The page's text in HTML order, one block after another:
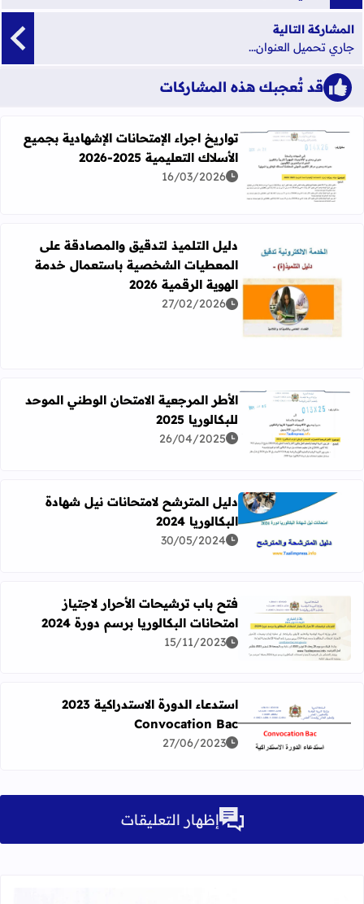
المشاركة التالية
جاري تحميل العنوان...
قد تُعجبك هذه المشاركات
اقرأ المزيد عن تواريخ اجراء الإمتحانات الإشهادية بجميع الأسلاك
تواريخ اجراء الإمتحانات الإشهادية بجميع
الأسلاك التعليمية 2025-2026
16/03/2026
اقرأ المزيد عن دليل التلميذ لتدقيق والمصادقة على
دليل التلميذ لتدقيق والمصادقة على
المعطيات الشخصية باستعمال خدمة
الهوية الرقمية 2026
27/02/2026
اقرأ المزيد عن الأطر المرجعية الامتحان الوطني الموحد للبكالوريا
الأطر المرجعية الامتحان الوطني الموحد
للبكالوريا 2025
26/04/2025
اقرأ المزيد عن دليل المترشح لامتحانات نيل شهادة البكالوريا 2024
دليل المترشح لامتحانات نيل شهادة
البكالوريا 2024
30/05/2024
اقرأ المزيد عن فتح باب ترشيحات الأحرار لاجتياز امتحانات
فتح باب ترشيحات الأحرار لاجتياز
امتحانات البكالوريا برسم دورة 2024
15/11/2023
اقرأ المزيد عن استدعاء الدورة الاستدراكية 2023 Convocation Bac
استدعاء الدورة الاستدراكية 2023
Convocation Bac
27/06/2023
إظهار التعليقات